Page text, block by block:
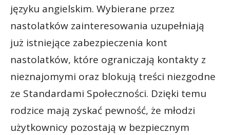
języku angielskim. Wybierane przez
nastolatków zainteresowania uzupełniają
już istniejące zabezpieczenia kont
nastolatków, które ograniczają kontakty z
nieznajomymi oraz blokują treści niezgodne
ze Standardami Społeczności. Dzięki temu
rodzice mają zyskać pewność, że młodzi
użytkownicy pozostają w bezpiecznym